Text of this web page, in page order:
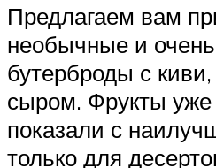
Предлагаем вам
необычные и
бутерброды с
сыром. Фрукты уже
показали с
только для